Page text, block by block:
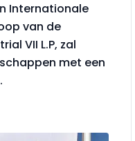
Internationale
van de
VII L.P, zal
met een